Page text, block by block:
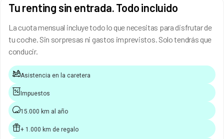
Tu renting sin entrada. Todo incluido
La cuota mensual incluye todo lo que necesitas para disfrutar de
tu coche. Sin sorpresas ni gastos imprevistos. Solo tendrás que
conducir.
Asistencia en la caretera
Impuestos
15.000 km al año
+ 1.000 km de regalo